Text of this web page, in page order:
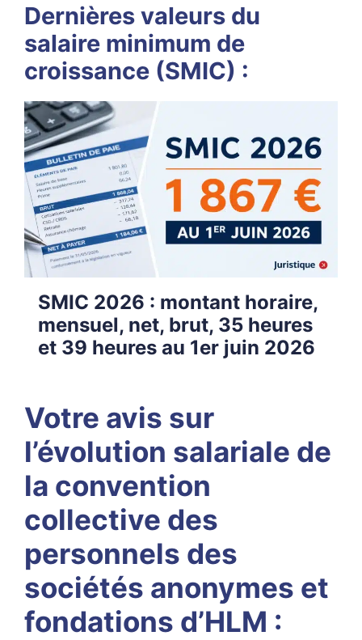
Dernières valeurs du
salaire minimum de
croissance (SMIC) :
SMIC 2026 : montant horaire,
mensuel, net, brut, 35 heures
et 39 heures au 1er juin 2026
Votre avis sur
l’évolution salariale de
la convention
collective des
personnels des
sociétés anonymes et
fondations d’HLM :